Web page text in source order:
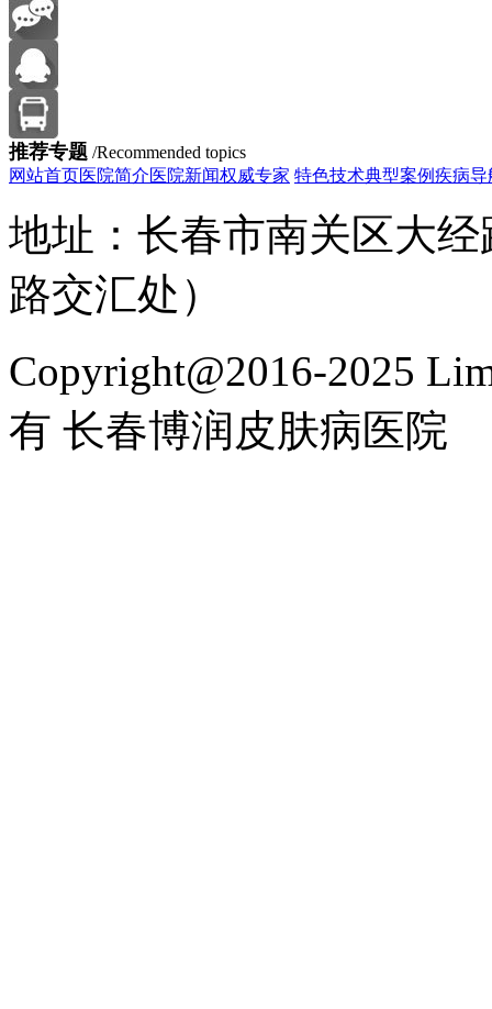
推荐专题 /Recommended topics
网站首页医院简介医院新闻权威专家 特色技术典型案例疾病导
地址：长春市南关区大
路交汇处）
Copyright@2016-2025
有 长春博润皮肤病医院